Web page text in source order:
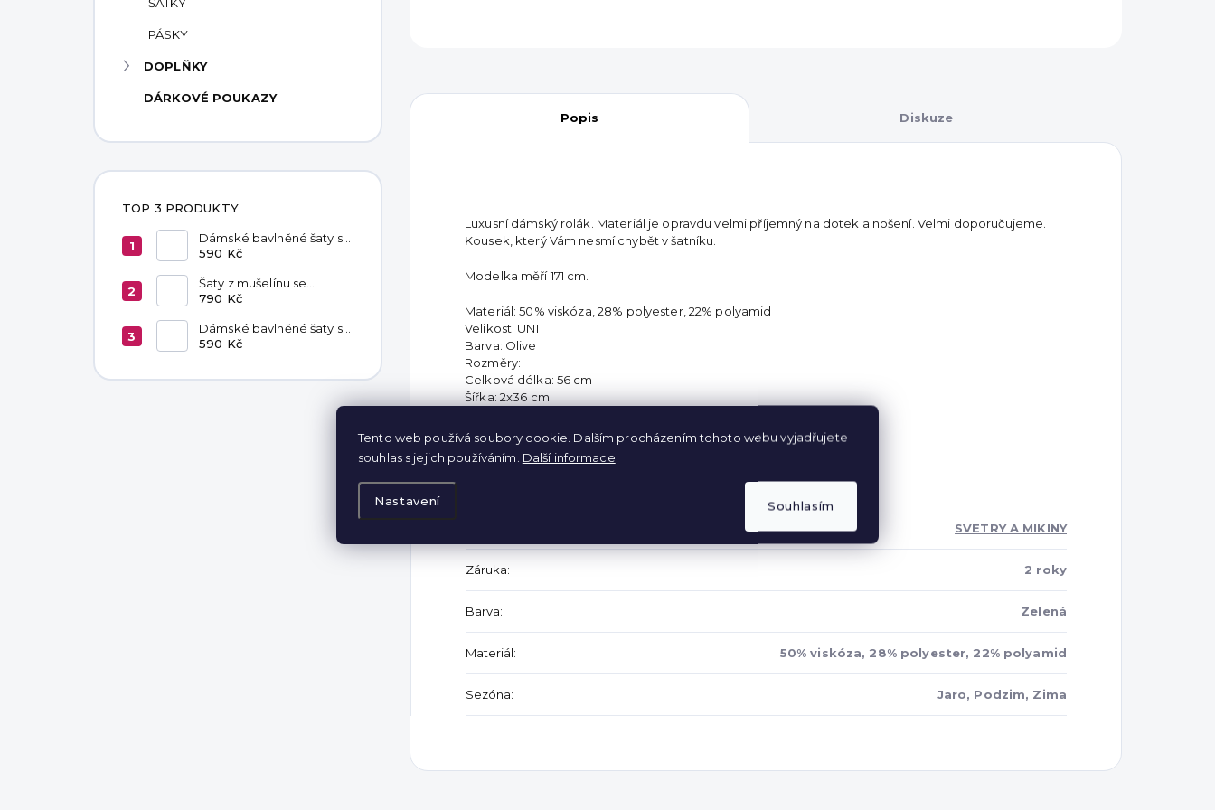
Tento web používá soubory cookie. Dalším procházením tohoto webu vyjadřujete
souhlas s jejich používáním. Další informace
Nastavení Souhlasím
PÁSKY
DOPLŇKY
DÁRKOVÉ POUKAZY
TOP 3 PRODUKTY
Dámské bavlněné šaty s
kapsami Red
590 Kč
Šaty z mušelínu se
zavazováním v pase
790 Kč
Dámské bavlněné šaty s
kapsami Chocolate
590 Kč
Popis Diskuze
Luxusní dámský rolák. Materiál je opravdu velmi příjemný na dotek a nošení. Velmi doporučujeme.
Kousek, který Vám nesmí chybět v šatníku.
Modelka měří 171 cm.
Materiál: 50% viskóza, 28% polyester, 22% polyamid
Velikost: UNI
Barva: Olive
Rozměry:
Celková délka: 56 cm
Šířka: 2x36 cm
SVETRY A MIKINY
Záruka: 2 roky
Barva: Zelená
Materiál: 50% viskóza, 28% polyester, 22% polyamid
Sezóna: Jaro, Podzim, Zima